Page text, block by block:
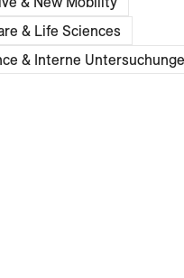
& Life Sciences
& Interne